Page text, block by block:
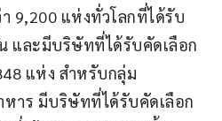
9,200 แห่งทั่วโลกที่ได้รับ
และมีบริษัทที่ได้รับคัดเลือก
แห่ง สำหรับกลุ่ม
าร มีบริษัทที่ได้รับคัดเลือก